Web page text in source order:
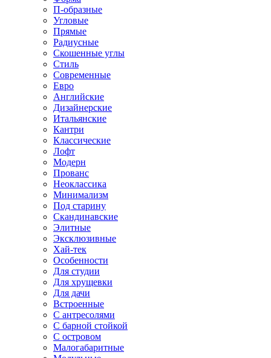
П-образные
Угловые
Прямые
Радиусные
Скошенные углы
Стиль
Современные
Евро
Английские
Дизайнерские
Итальянские
Кантри
Классические
Лофт
Модерн
Прованс
Неоклассика
Минимализм
Под старину
Скандинавские
Элитные
Эксклюзивные
Хай-тек
Особенности
Для студии
Для хрущевки
Для дачи
Встроенные
С антресолями
С барной стойкой
С островом
Малогабаритные